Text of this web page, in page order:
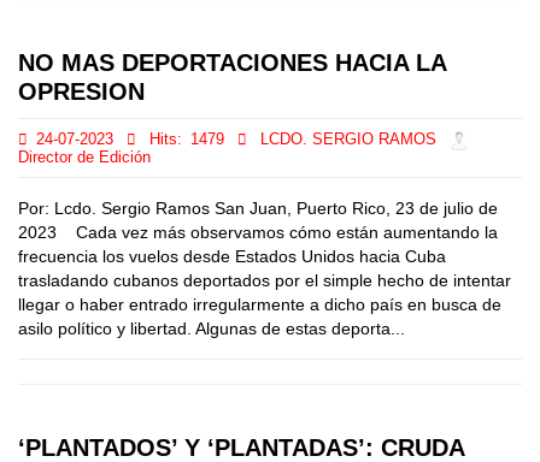
NO MAS DEPORTACIONES HACIA LA
OPRESION
24-07-2023 Hits: 1479
LCDO. SERGIO RAMOS
Director de Edición
Por: Lcdo. Sergio Ramos San Juan, Puerto Rico, 23 de julio de
2023 Cada vez más observamos cómo están aumentando la
frecuencia los vuelos desde Estados Unidos hacia Cuba
trasladando cubanos deportados por el simple hecho de intentar
llegar o haber entrado irregularmente a dicho país en busca de
asilo político y libertad. Algunas de estas deporta...
‘PLANTADOS’ Y ‘PLANTADAS’: CRUDA